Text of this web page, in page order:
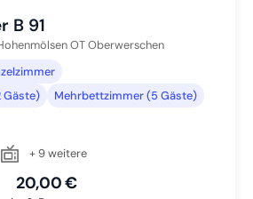
B 91
OT Oberwerschen
Gäste)
Mehrbettzimmer (5 Gäste)
+ 9 weitere
20,00 €